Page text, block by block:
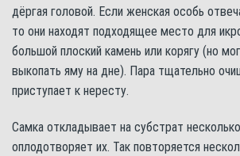
дёргая головой. Если женская особь
то они находят подходящее место для
большой плоский камень или корягу (но
выкопать яму на дне). Пара тщательно
приступает к нересту.
Самка откладывает на субстрат
оплодотворяет их. Так повторяется